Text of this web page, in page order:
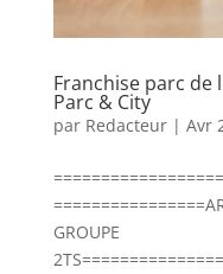
Franchise parc de
Parc & City
par Redacteur| Avr
GROUPE